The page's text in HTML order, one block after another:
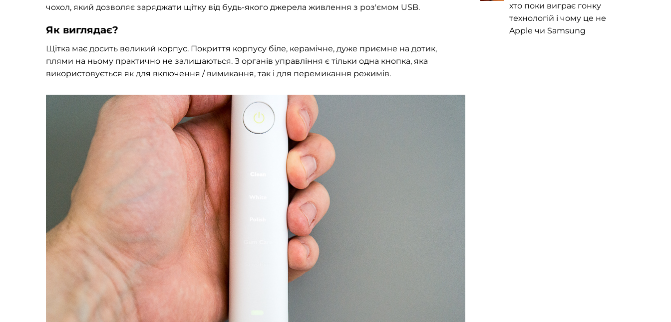
чохол, який дозволяє заряджати щітку від будь-якого джерела живлення з роз'ємом USB.
Як виглядає?
Щітка має досить великий корпус. Покриття корпусу біле, керамічне, дуже приємне на дотик,
плями на ньому практично не залишаються. З органів управління є тільки одна кнопка, яка
використовується як для включення / вимикання, так і для перемикання режимів.
хто поки виграє гонку
технологій і чому це не
Apple чи Samsung